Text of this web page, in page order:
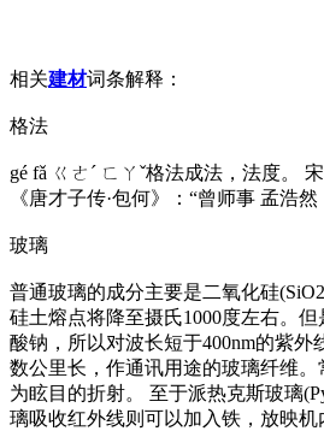
相关建材词条解释：
格法
gé fǎ ㄍㄜˊ ㄈㄚˇ格法成法，法度。
《唐才子传·包何》：“曾师事 孟浩
玻璃
普通玻璃的成分主要是二氧化硅
硅土熔点将降至摄氏1000度左右。
酸钠，所以对波长短于400nm的紫
数公里长，作通讯用途的玻璃纤维
为眩目的折射。 至于派热克斯玻璃
璃吸收红外线则可以加入铁，放映机